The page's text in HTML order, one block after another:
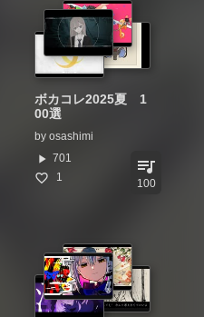
ボカコレ2025夏 1
00選
by osashimi
play_arrow 701
1
queue_music
100